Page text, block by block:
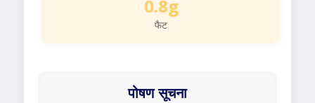
0.8g
फैट
पोषण सूचना